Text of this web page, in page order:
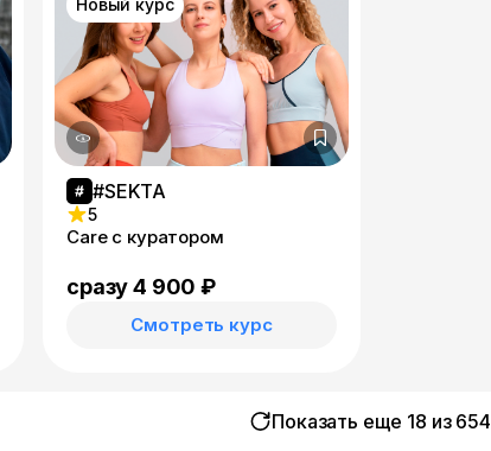
Новый курс
#SEKTA
5
Care с куратором
сразу 4 900 ₽
Смотреть курс
Показать еще 18 из 654